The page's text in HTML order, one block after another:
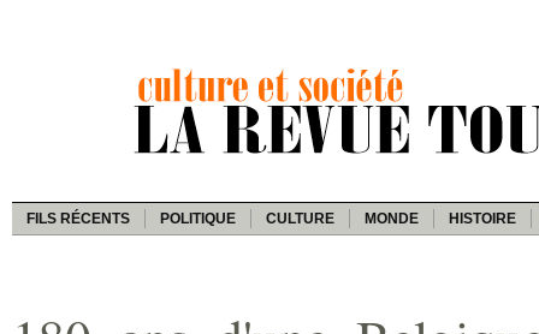
FILS RÉCENTS POLITIQUE CULTURE MONDE HISTOIRE